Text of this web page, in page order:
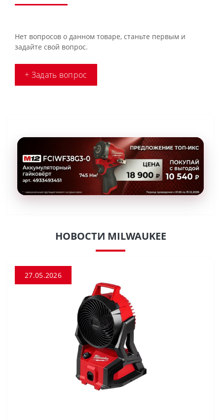
Нет вопросов о данном товаре, станьте первым и
задайте свой вопрос.
+ Задать вопрос
НОВОСТИ MILWAUKEE
27.05.2026